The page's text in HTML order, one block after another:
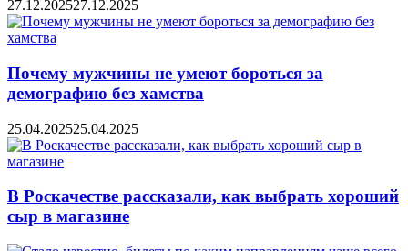
27.12.202527.12.2025
Почему мужчины не умеют бороться за
демографию без хамства
25.04.202525.04.2025
В Роскачестве рассказали, как выбрать хороший
сыр в магазине